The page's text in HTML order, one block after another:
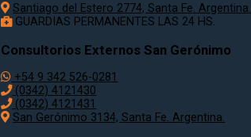
Santiago del Estero 2774, Santa Fe. Argentina.
GUARDIAS PERMANENTES LAS 24 HS.
Consultorios Externos San Gerónimo
+54 9 342 526-0281
(0342) 4121430
(0342) 4121431
San Gerónimo 3134, Santa Fe. Argentina.